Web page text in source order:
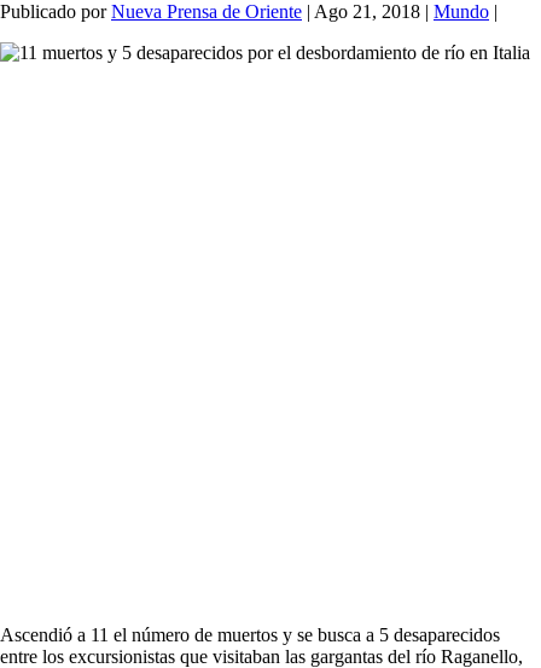
Publicado porNueva Prensa de Oriente | Ago 21, 2018 | Mundo |
Ascendió a 11 el número de muertos y se busca a 5 desaparecidos
entre los excursionistas que visitaban las gargantas del río Raganello,